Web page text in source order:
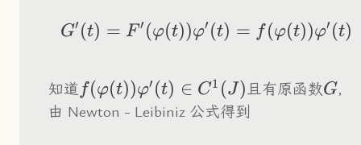
G′ (t) = F′ (φ(t))φ′ (t) = f (φ(t))φ′ (t)
知道 f(\varphi(t))\varphi'(t)\in
C^1(J)
f(φ(t))φ′ (t) ∈ C1 (J)且有原函数G
G，
由 Newton - Leibiniz 公式得到